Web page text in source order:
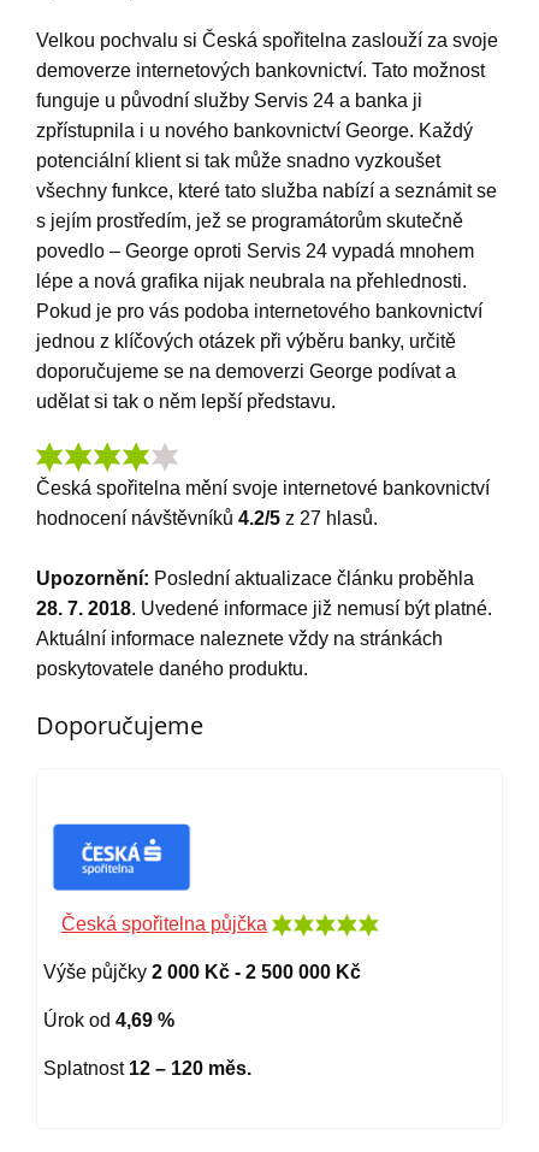
Velkou pochvalu si Česká spořitelna zaslouží za svoje
demoverze internetových bankovnictví. Tato možnost
funguje u původní služby Servis 24 a banka ji
zpřístupnila i u nového bankovnictví George. Každý
potenciální klient si tak může snadno vyzkoušet
všechny funkce, které tato služba nabízí a seznámit se
s jejím prostředím, jež se programátorům skutečně
povedlo – George oproti Servis 24 vypadá mnohem
lépe a nová grafika nijak neubrala na přehlednosti.
Pokud je pro vás podoba internetového bankovnictví
jednou z klíčových otázek při výběru banky, určitě
doporučujeme se na demoverzi George podívat a
udělat si tak o něm lepší představu.
Česká spořitelna mění svoje internetové bankovnictví
hodnocení návštěvníků 4.2/5 z 27 hlasů.
Upozornění: Poslední aktualizace článku proběhla
28. 7. 2018. Uvedené informace již nemusí být platné.
Aktuální informace naleznete vždy na stránkách
poskytovatele daného produktu.
Doporučujeme
Česká spořitelna půjčka
Výše půjčky 2 000 Kč - 2 500 000 Kč
Úrok od 4,69 %
Splatnost 12 – 120 měs.